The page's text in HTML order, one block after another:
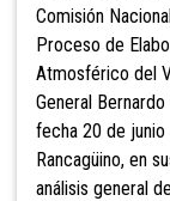
Comisión
Proceso de
Atmosférico del
General
fecha 20 de junio
Rancagüino, en
análisis general